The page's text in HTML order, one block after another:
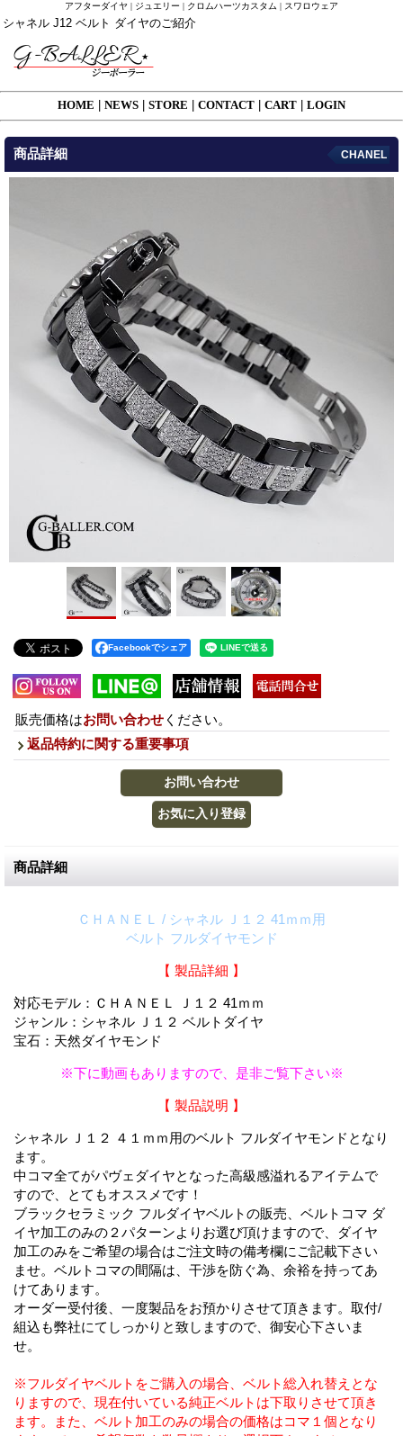
アフターダイヤ | ジュエリー | クロムハーツカスタム | スワロウェア
シャネル J12 ベルト ダイヤのご紹介
HOME NEWS STORE CONTACT CART LOGIN
商品詳細 CHANEL
Facebookでシェア
販売価格はお問い合わせ ください。
返品特約に関する重要事項
商品詳細
ＣＨＡＮＥＬ / シャネル Ｊ１２ 41ｍｍ用
ベルト フルダイヤモンド
【 製品詳細 】
対応モデル：ＣＨＡＮＥＬ Ｊ１２ 41ｍｍ
ジャンル：シャネル Ｊ１２ ベルトダイヤ
宝石：天然ダイヤモンド
※下に動画もありますので、是非ご覧下さい※
【 製品説明 】
シャネル Ｊ１２ ４１ｍｍ用のベルト フルダイヤモンドとなり
ます。
中コマ全てがパヴェダイヤとなった高級感溢れるアイテムで
すので、とてもオススメです！
ブラックセラミック フルダイヤベルトの販売、ベルトコマ ダ
イヤ加工のみの２パターンよりお選び頂けますので、ダイヤ
加工のみをご希望の場合はご注文時の備考欄にご記載下さい
ませ。ベルトコマの間隔は、干渉を防ぐ為、余裕を持ってあ
けてあります。
オーダー受付後、一度製品をお預かりさせて頂きます。取付/
組込も弊社にてしっかりと致しますので、御安心下さいま
せ。
※フルダイヤベルトをご購入の場合、ベルト総入れ替えとな
りますので、現在付いている純正ベルトは下取りさせて頂き
ます。また、ベルト加工のみの場合の価格はコマ１個となり